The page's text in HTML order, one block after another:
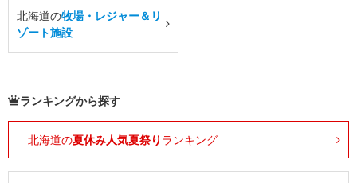
北海道の牧場・レジャー＆リ
ゾート施設
ランキングから探す
北海道の夏休み人気夏祭り ランキング